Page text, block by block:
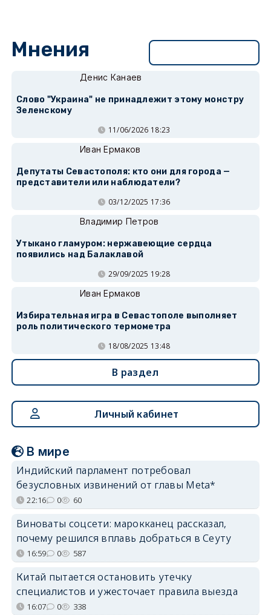
Мнения
Денис Канаев
Слово "Украина" не принадлежит этому монстру
Зеленскому
11/06/2026 18:23
Иван Ермаков
Депутаты Севастополя: кто они для города —
представители или наблюдатели?
03/12/2025 17:36
Владимир Петров
Утыкано гламуром: нержавеющие сердца
появились над Балаклавой
29/09/2025 19:28
Иван Ермаков
Избирательная игра в Севастополе выполняет
роль политического термометра
18/08/2025 13:48
В раздел
Личный кабинет
В мире
Индийский парламент потребовал
безусловных извинений от главы Meta*
22:16 0 60
Виноваты соцсети: марокканец рассказал,
почему решился вплавь добраться в Сеуту
16:59 0 587
Китай пытается остановить утечку
специалистов и ужесточает правила выезда
16:07 0 338